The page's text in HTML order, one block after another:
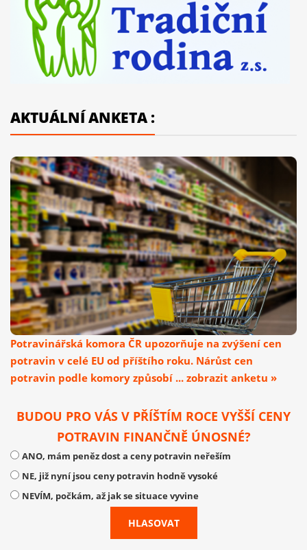
AKTUÁLNÍ ANKETA :
Potravinářská komora ČR upozorňuje na zvýšení cen
potravin v celé EU od příštího roku. Nárůst cen
potravin podle komory způsobí ... zobrazit anketu »
BUDOU PRO VÁS V PŘÍŠTÍM ROCE VYŠŠÍ CENY
POTRAVIN FINANČNĚ ÚNOSNÉ?
ANO, mám peněz dost a ceny potravin neřeším
NE, již nyní jsou ceny potravin hodně vysoké
NEVÍM, počkám, až jak se situace vyvine